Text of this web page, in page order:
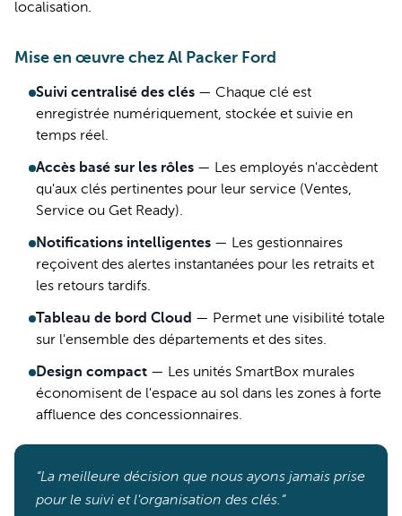
localisation.
Mise en œuvre chez Al Packer Ford
Suivi centralisé des clés — Chaque clé est
enregistrée numériquement, stockée et suivie en
temps réel.
Accès basé sur les rôles — Les employés n'accèdent
qu'aux clés pertinentes pour leur service (Ventes,
Service ou Get Ready).
Notifications intelligentes — Les gestionnaires
reçoivent des alertes instantanées pour les retraits et
les retours tardifs.
Tableau de bord Cloud — Permet une visibilité totale
sur l'ensemble des départements et des sites.
Design compact — Les unités SmartBox murales
économisent de l'espace au sol dans les zones à forte
affluence des concessionnaires.
“La meilleure décision que nous ayons jamais prise
pour le suivi et l'organisation des clés.”